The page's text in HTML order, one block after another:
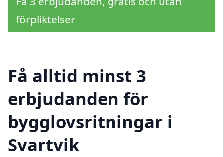
förpliktelser
Få alltid minst 3
erbjudanden för
bygglovsritningar i
Svartvik